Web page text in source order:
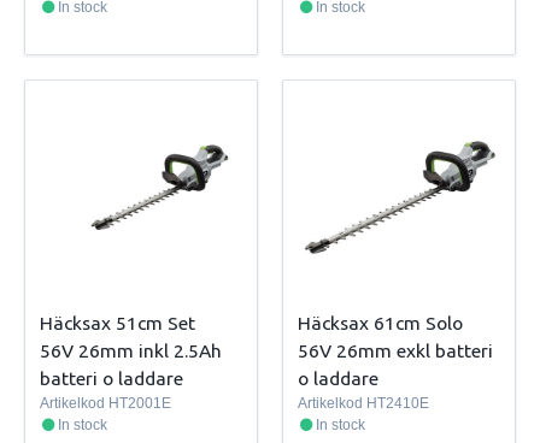
In stock
In stock
Häcksax 51cm Set
56V 26mm inkl 2.5Ah
batteri o laddare
Artikelkod HT2001E
In stock
Häcksax 61cm Solo
56V 26mm exkl batteri
o laddare
Artikelkod HT2410E
In stock